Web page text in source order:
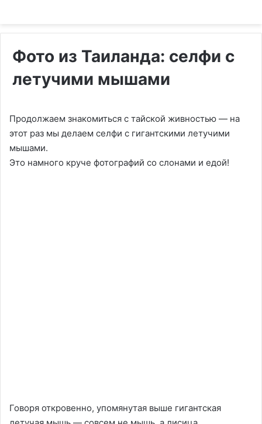
Фото из Таиланда: селфи с
летучими мышами
Продолжаем знакомиться с тайской живностью — на
этот раз мы делаем селфи с гигантскими летучими
мышами.
Это намного круче фотографий со слонами и едой!
Говоря откровенно, упомянутая выше гигантская